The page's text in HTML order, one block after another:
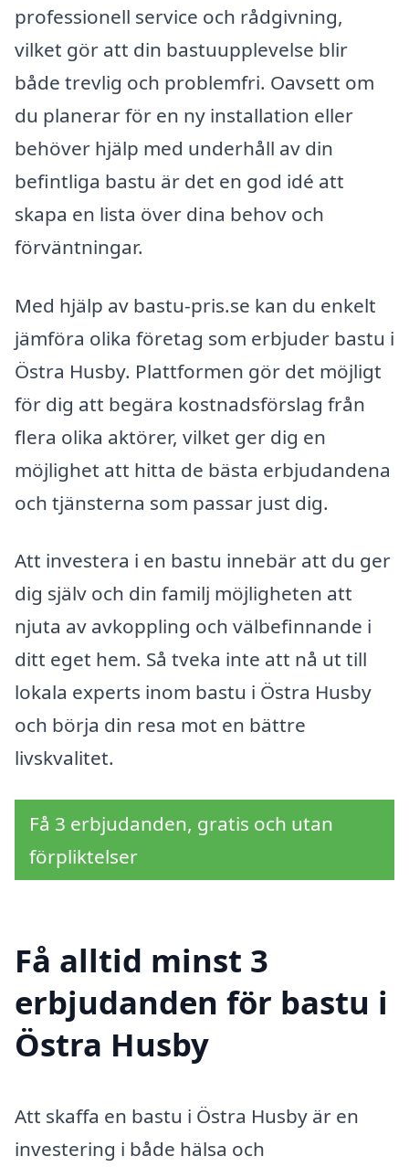
professionell service och rådgivning,
vilket gör att din bastuupplevelse blir
både trevlig och problemfri. Oavsett om
du planerar för en ny installation eller
behöver hjälp med underhåll av din
befintliga bastu är det en god idé att
skapa en lista över dina behov och
förväntningar.
Med hjälp av bastu-pris.se kan du enkelt
jämföra olika företag som erbjuder bastu i
Östra Husby. Plattformen gör det möjligt
för dig att begära kostnadsförslag från
flera olika aktörer, vilket ger dig en
möjlighet att hitta de bästa erbjudandena
och tjänsterna som passar just dig.
Att investera i en bastu innebär att du ger
dig själv och din familj möjligheten att
njuta av avkoppling och välbefinnande i
ditt eget hem. Så tveka inte att nå ut till
lokala experts inom bastu i Östra Husby
och börja din resa mot en bättre
livskvalitet.
Få 3 erbjudanden, gratis och utan
förpliktelser
Få alltid minst 3
erbjudanden för bastu i
Östra Husby
Att skaffa en bastu i Östra Husby är en
investering i både hälsa och